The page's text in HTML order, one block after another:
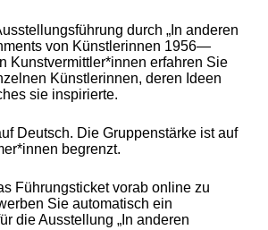
durch „In anderen
von Künstlerinnen 1956—
Kunstvermittler*innen erfahren Sie
Künstlerinnen, deren Ideen
sie inspirierte.
Deutsch. Die Gruppenstärke ist auf
begrenzt.
Führungsticket vorab online zu
Sie automatisch ein
die Ausstellung „In anderen